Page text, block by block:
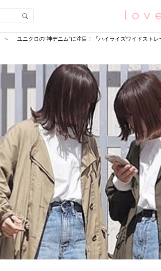
ユニクロの“神デニム”に注目！『ハイライズワイドスト